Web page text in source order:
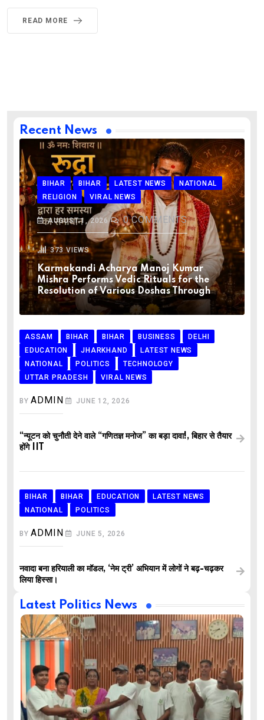
READ MORE
Recent News
BIHAR BIHAR LATEST NEWS
NATIONAL
RELIGION
VIRAL NEWS
AUGUST 1, 2026 0COMMENTS
373 VIEWS
Karmakandi Acharya Manoj Kumar
Mishra Performs Vedic Rituals for the
Resolution of Various Doshas Through
ASSAM BIHAR BIHAR BUSINESS
DELHI
EDUCATION
JHARKHAND
LATEST NEWS
NATIONAL
POLITICS
TECHNOLOGY
UTTAR PRADESH
VIRAL NEWS
BYADMIN JUNE 12, 2026
“न्यूटन को चुनौती देने वाले “गणितज्ञ मनोज” का बड़ा दावा!, बिहार से तैयार
होंगे IIT
BIHAR BIHAR EDUCATION
LATEST NEWS
NATIONAL
POLITICS
BYADMIN JUNE 5, 2026
नवादा बना हरियाली का मॉडल, ‘नेम ट्री’ अभियान में लोगों ने बढ़-चढ़कर
लिया हिस्सा।
Latest Politics News